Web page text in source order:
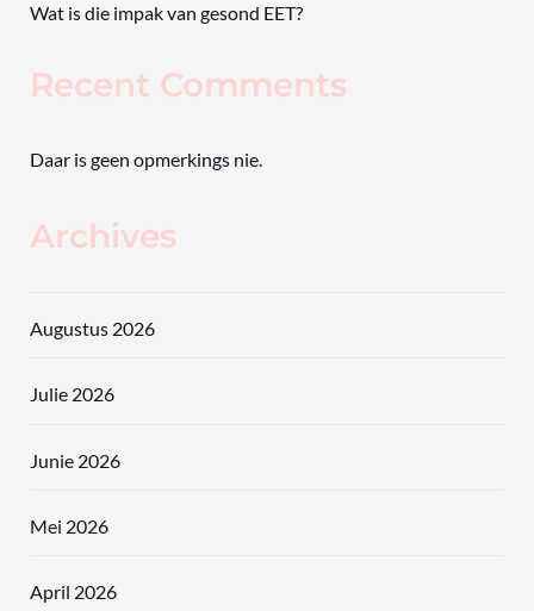
Wat is die impak van gesond EET?
Recent Comments
Daar is geen opmerkings nie.
Archives
Augustus 2026
Julie 2026
Junie 2026
Mei 2026
April 2026